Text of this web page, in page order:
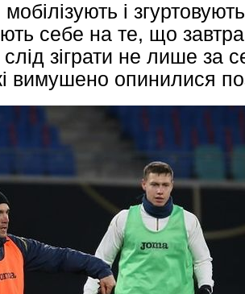
і
себе на те, що завтра
зіграти не лише за
вимушено опинилися